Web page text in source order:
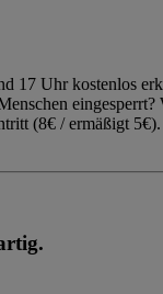
17 Uhr kostenlos
(8€ / ermäßigt 5€).